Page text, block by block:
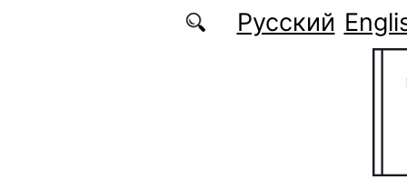
Перейти к основному содержаниюРусский